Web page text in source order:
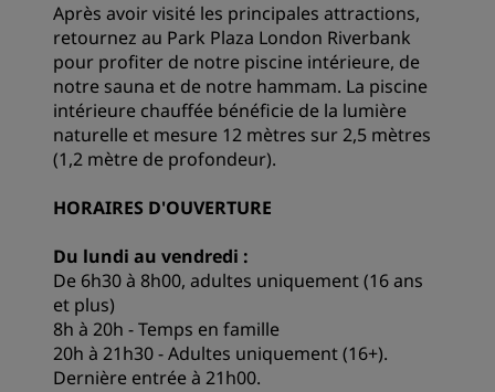
Après avoir visité les principales attractions,
retournez au Park Plaza London Riverbank
pour profiter de notre piscine intérieure, de
notre sauna et de notre hammam. La piscine
intérieure chauffée bénéficie de la lumière
naturelle et mesure 12 mètres sur 2,5 mètres
(1,2 mètre de profondeur).
HORAIRES D'OUVERTURE
Du lundi au vendredi :
De 6h30 à 8h00, adultes uniquement (16 ans
et plus)
8h à 20h - Temps en famille
20h à 21h30 - Adultes uniquement (16+).
Dernière entrée à 21h00.